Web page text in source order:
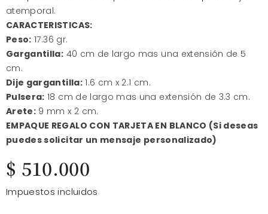
atemporal.
CARACTERISTICAS:
Peso: 17.36 gr.
Gargantilla: 40 cm de largo mas una extensión de 5
cm.
Dije gargantilla:1.6 cm x 2.1 cm.
Pulsera: 18 cm de largo mas una extensión de 3.3 cm.
Arete: 9 mm x 2 cm.
EMPAQUE REGALO CON TARJETA EN BLANCO (Si deseas
puedes solicitar un mensaje personalizado)
$ 510.000
Impuestos incluidos